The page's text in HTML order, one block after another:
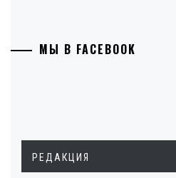
МЫ В FACEBOOK
РЕДАКЦИЯ